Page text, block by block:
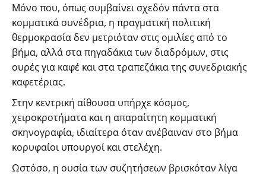
Μόνο που, όπως συμβαίνει σχεδόν πάντα στα
κομματικά συνέδρια, η πραγματική πολιτική
θερμοκρασία δεν μετριόταν στις ομιλίες από το
βήμα, αλλά στα πηγαδάκια των διαδρόμων, στις
ουρές για καφέ και στα τραπεζάκια της συνεδριακής
καφετέριας.
Στην κεντρική αίθουσα υπήρχε κόσμος,
χειροκροτήματα και η απαραίτητη κομματική
σκηνογραφία, ιδιαίτερα όταν ανέβαιναν στο βήμα
κορυφαίοι υπουργοί και στελέχη.
Ωστόσο, η ουσία των συζητήσεων βρισκόταν λίγα